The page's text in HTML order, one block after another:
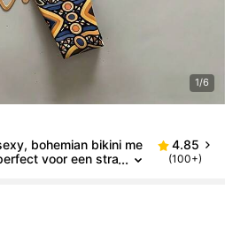
1/6
bohemian bikini me
voor een stra
4.85
(100+)